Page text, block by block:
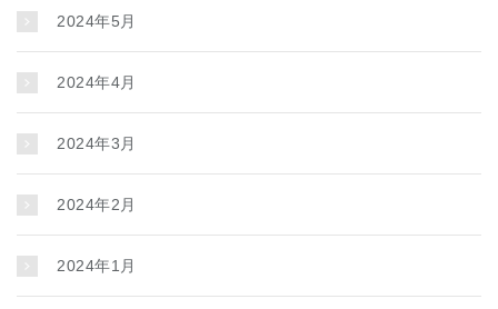
2024年5月
2024年4月
2024年3月
2024年2月
2024年1月